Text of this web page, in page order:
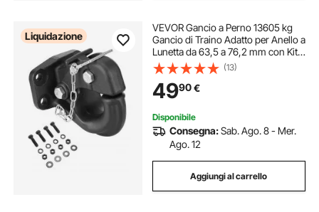
Liquidazione
VEVOR Gancio a Perno 13605 kg
Gancio di Traino Adatto per Anello a
Lunetta da 63,5 a 76,2 mm con Kit
di Montaggio, Adesivi di
Avvertimento Fosforescenti,
Verniciatura a Polvere Nera, per Vari
Veicoli
(13)
4990€
Disponibile
Consegna:Sab. Ago. 8 - Mer.
Ago. 12
Aggiungi al carrello